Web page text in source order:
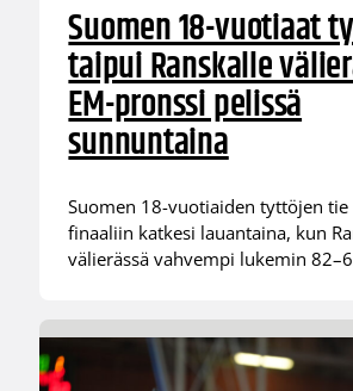
Suomen 18-vuotiaat
taipui Ranskalle
EM-pronssi pelissä
sunnuntaina
Suomen 18-vuotiaiden tyttöjen tie
finaaliin katkesi lauantaina, kun
välierässä vahvempi lukemin